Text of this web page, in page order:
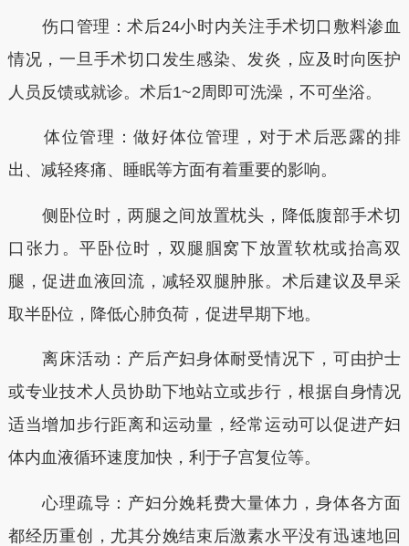
伤口管理：术后24小时内关注手术切口敷料渗血
情况，一旦手术切口发生感染、发炎，应及时向医护
人员反馈或就诊。术后1~2周即可洗澡，不可坐浴。
体位管理：做好体位管理，对于术后恶露的排
出、减轻疼痛、睡眠等方面有着重要的影响。
侧卧位时，两腿之间放置枕头，降低腹部手术切
口张力。平卧位时，双腿腘窝下放置软枕或抬高双
腿，促进血液回流，减轻双腿肿胀。术后建议及早采
取半卧位，降低心肺负荷，促进早期下地。
离床活动：产后产妇身体耐受情况下，可由护士
或专业技术人员协助下地站立或步行，根据自身情况
适当增加步行距离和运动量，经常运动可以促进产妇
体内血液循环速度加快，利于子宫复位等。
心理疏导：产妇分娩耗费大量体力，身体各方面
都经历重创，尤其分娩结束后激素水平没有迅速地回